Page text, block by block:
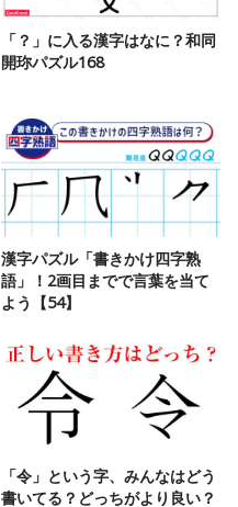
「？」に入る漢字はなに？和同
開珎パズル168
漢字パズル「書きかけ四字熟
語」！2画目までで言葉を当て
よう【54】
「令」という字、みんなはどう
書いてる？どっちがより良い？